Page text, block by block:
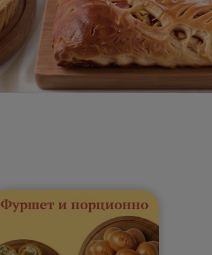
Фуршет и порционно